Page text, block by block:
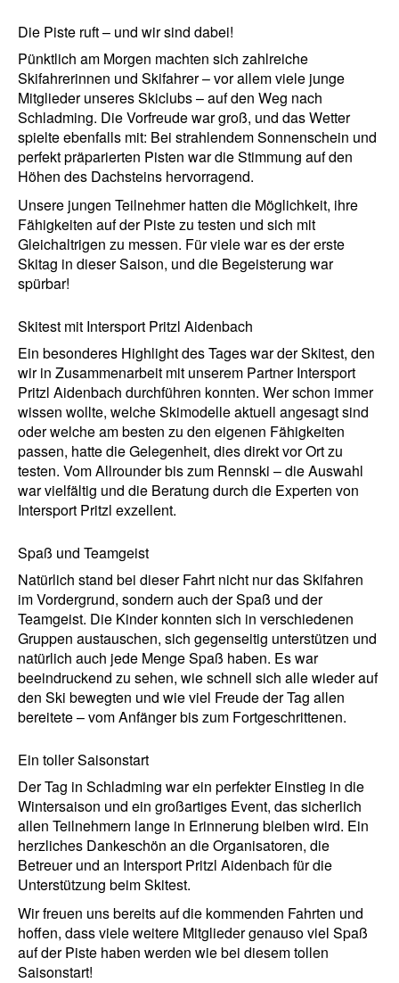
Die Piste ruft – und wir sind dabei!
Pünktlich am Morgen machten sich zahlreiche
Skifahrerinnen und Skifahrer – vor allem viele junge
Mitglieder unseres Skiclubs – auf den Weg nach
Schladming. Die Vorfreude war groß, und das Wetter
spielte ebenfalls mit: Bei strahlendem Sonnenschein und
perfekt präparierten Pisten war die Stimmung auf den
Höhen des Dachsteins hervorragend.
Unsere jungen Teilnehmer hatten die Möglichkeit, ihre
Fähigkeiten auf der Piste zu testen und sich mit
Gleichaltrigen zu messen. Für viele war es der erste
Skitag in dieser Saison, und die Begeisterung war
spürbar!
Skitest mit Intersport Pritzl Aidenbach
Ein besonderes Highlight des Tages war der Skitest, den
wir in Zusammenarbeit mit unserem Partner Intersport
Pritzl Aidenbach durchführen konnten. Wer schon immer
wissen wollte, welche Skimodelle aktuell angesagt sind
oder welche am besten zu den eigenen Fähigkeiten
passen, hatte die Gelegenheit, dies direkt vor Ort zu
testen. Vom Allrounder bis zum Rennski – die Auswahl
war vielfältig und die Beratung durch die Experten von
Intersport Pritzl exzellent.
Spaß und Teamgeist
Natürlich stand bei dieser Fahrt nicht nur das Skifahren
im Vordergrund, sondern auch der Spaß und der
Teamgeist. Die Kinder konnten sich in verschiedenen
Gruppen austauschen, sich gegenseitig unterstützen und
natürlich auch jede Menge Spaß haben. Es war
beeindruckend zu sehen, wie schnell sich alle wieder auf
den Ski bewegten und wie viel Freude der Tag allen
bereitete – vom Anfänger bis zum Fortgeschrittenen.
Ein toller Saisonstart
Der Tag in Schladming war ein perfekter Einstieg in die
Wintersaison und ein großartiges Event, das sicherlich
allen Teilnehmern lange in Erinnerung bleiben wird. Ein
herzliches Dankeschön an die Organisatoren, die
Betreuer und an Intersport Pritzl Aidenbach für die
Unterstützung beim Skitest.
Wir freuen uns bereits auf die kommenden Fahrten und
hoffen, dass viele weitere Mitglieder genauso viel Spaß
auf der Piste haben werden wie bei diesem tollen
Saisonstart!